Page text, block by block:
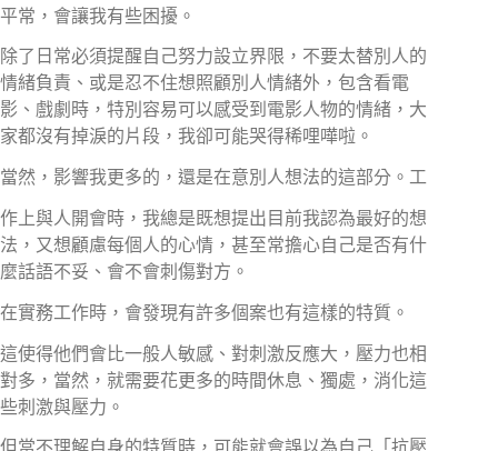
平常，會讓我有些困擾。
除了日常必須提醒自己努力設立界限，不要太替別人的
情緒負責、或是忍不住想照顧別人情緒外，包含看電
影、戲劇時，特別容易可以感受到電影人物的情緒，大
家都沒有掉淚的片段，我卻可能哭得稀哩嘩啦。
當然，影響我更多的，還是在意別人想法的這部分。工
作上與人開會時，我總是既想提出目前我認為最好的想
法，又想顧慮每個人的心情，甚至常擔心自己是否有什
麼話語不妥、會不會刺傷對方。
在實務工作時，會發現有許多個案也有這樣的特質。
這使得他們會比一般人敏感、對刺激反應大，壓力也相
對多，當然，就需要花更多的時間休息、獨處，消化這
些刺激與壓力。